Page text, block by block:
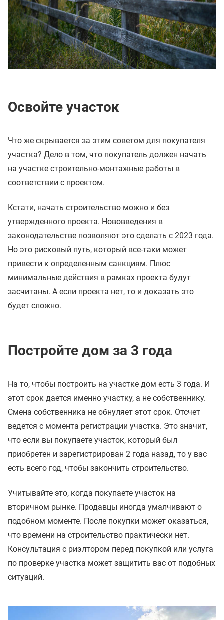
Освойте участок
Что же скрывается за этим советом для покупателя
участка? Дело в том, что покупатель должен начать
на участке строительно-монтажные работы в
соответствии с проектом.
Кстати, начать строительство можно и без
утвержденного проекта. Нововведения в
законодательстве позволяют это сделать с 2023 года.
Но это рисковый путь, который все-таки может
привести к определенным санкциям. Плюс
минимальные действия в рамках проекта будут
засчитаны. А если проекта нет, то и доказать это
будет сложно.
Постройте дом за 3 года
На то, чтобы построить на участке дом есть 3 года. И
этот срок дается именно участку, а не собственнику.
Смена собственника не обнуляет этот срок. Отсчет
ведется с момента регистрации участка. Это значит,
что если вы покупаете участок, который был
приобретен и зарегистрирован 2 года назад, то у вас
есть всего год, чтобы закончить строительство.
Учитывайте это, когда покупаете участок на
вторичном рынке. Продавцы иногда умалчивают о
подобном моменте. После покупки может оказаться,
что времени на строительство практически нет.
Консультация с риэлтором перед покупкой или услуга
по проверке участка может защитить вас от подобных
ситуаций.